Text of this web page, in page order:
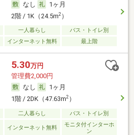
なし
1ヶ月
2階 / 1K（24.5m2）
一人暮らし
バス・トイレ別
インターネット無料 最上階
5.30万円
管理費2,000円
なし
1ヶ月
1階 / 2DK（47.63m2）
二人暮らし バス・トイレ別
インターネット無料
モニタ付インターホ
ン